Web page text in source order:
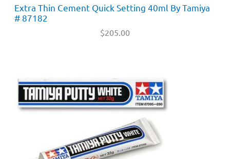
Extra Thin Cement Quick Setting 40ml By Tamiya
# 87182
$205.00